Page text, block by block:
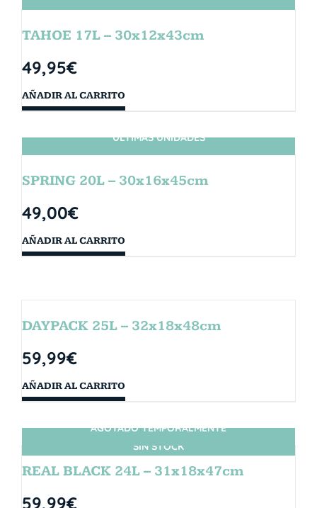
TAHOE 17L – 30x12x43cm
49,95€
AÑADIR AL CARRITO
ÚLTIMAS UNIDADES
SPRING 20L – 30x16x45cm
49,00€
AÑADIR AL CARRITO
DAYPACK 25L – 32x18x48cm
59,99€
AÑADIR AL CARRITO
SIN STOCK
AGOTADO TEMPORALMENTE
REAL BLACK 24L – 31x18x47cm
59,99€